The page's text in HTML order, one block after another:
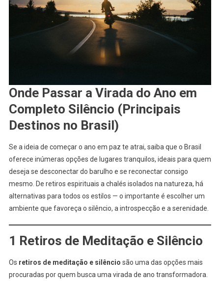
Onde Passar a Virada do Ano em
Completo Silêncio (Principais
Destinos no Brasil)
Se a ideia de começar o ano em paz te atrai, saiba que o Brasil
oferece inúmeras opções de lugares tranquilos, ideais para quem
deseja se desconectar do barulho e se reconectar consigo
mesmo. De retiros espirituais a chalés isolados na natureza, há
alternativas para todos os estilos — o importante é escolher um
ambiente que favoreça o silêncio, a introspecção e a serenidade.
1 Retiros de Meditação e Silêncio
Os retiros de meditação e silêncio são uma das opções mais
procuradas por quem busca uma virada de ano transformadora.